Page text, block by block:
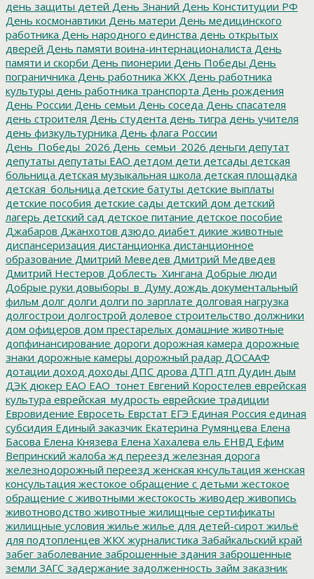
день защиты детей День Знаний День Конституции РФ
День космонавтики День матери День медицинского
работника День народного единства день открытых
дверей День памяти воина-интернационалиста День
памяти и скорби День пионерии День Победы День
пограничника День работника ЖКХ День работника
культуры день работника транспорта День рождения
День России День семьи День соседа День спасателя
день строителя День студента день тигра день учителя
день физкультурника День флага России
День_Победы_2026 День_семьи_2026 деньги депутат
депутаты депутаты ЕАО детдом дети детсады детская
больница детская музыкальная школа детская площадка
детская_больница детские батуты детские выплаты
детские пособия детские сады детский дом детский
лагерь детский сад детское питание детское пособие
Джабаров Джанхотов дзюдо диабет дикие животные
диспансеризация дистанционка дистанционное
образование Дмитрий Меведев Дмитрий Медведев
Дмитрий Нестеров Доблесть_Хингана Добрые люди
Добрые руки довыборы_в_Думу дождь документальный
фильм долг долги долги по зарплате долговая нагрузка
долгострои долгострой долевое строительство должники
дом офицеров дом престарелых домашние животные
допфинансирование дороги дорожная камера дорожные
знаки дорожные камеры дорожный радар ДОСААФ
дотации доход доходы ДПС дрова ДТП дтп Дудин дым
ДЭК дюкер ЕАО ЕАО_тонет Евгений Коростелев еврейская
культура еврейская_мудрость еврейские традиции
Евровидение Евросеть Еврстат ЕГЭ Единая Россия единая
субсидия Единый заказчик Екатерина Румянцева Елена
Басова Елена Князева Елена Хахалева ель ЕНВД Ефим
Вепринский жалоба жд переезд железная дорога
железнодорожный переезд женская кнсультация женская
консультация жестокое обращение с детьми жестокое
обращение с животными жестокость живодер живопись
животноводство животные жилищные сертификаты
жилищные условия жилье жилье для детей-сирот жильё
для подтопленцев ЖКХ журналистика Забайкальский край
забег заболевание заброшенные здания заброшенные
земли ЗАГС задержание задолженность займ заказник